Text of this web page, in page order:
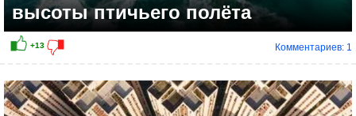
высоты птичьего полёта
Комментариев: 1